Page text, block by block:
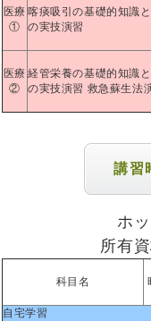
医療
①
喀痰吸引の基礎的知識
の実技演習
医療
②
経管栄養の基礎的知識
の実技演習 救急蘇生法
講習
ホ
所有
科目名
自宅学習